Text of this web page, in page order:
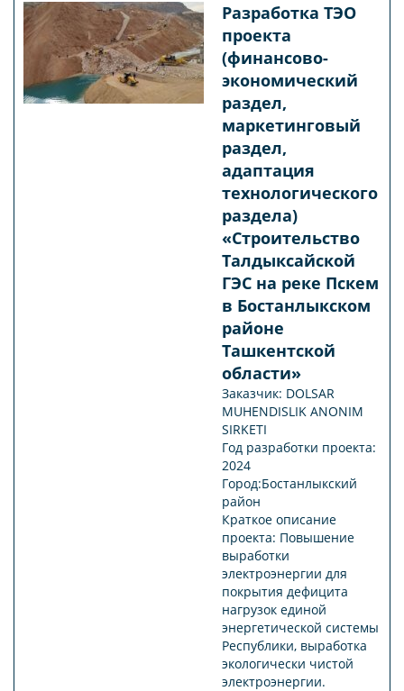
Разработка ТЭО
проекта
(финансово-
экономический
раздел,
маркетинговый
раздел,
адаптация
технологического
раздела)
«Строительство
Талдыксайской
ГЭС на реке Пскем
в Бостанлыкском
районе
Ташкентской
области»
Заказчик: DOLSAR
MUHENDISLIK ANONIM
SIRKETI
Год разработки проекта:
2024
Город:Бостанлыкский
район
Краткое описание
проекта: Повышение
выработки
электроэнергии для
покрытия дефицита
нагрузок единой
энергетической системы
Республики, выработка
экологически чистой
электроэнергии.